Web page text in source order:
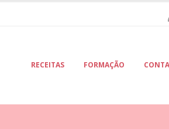
RECEITAS FORMAÇÃO